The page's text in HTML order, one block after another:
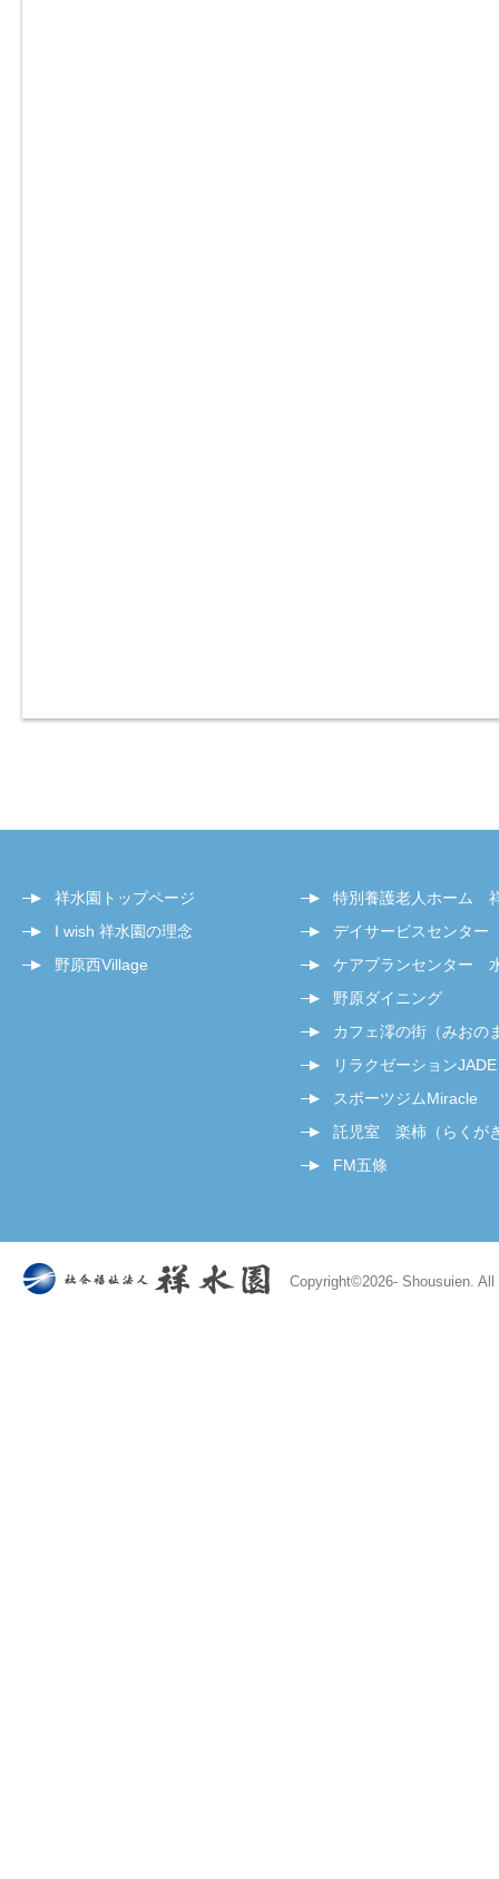
祥水園トップページ
I wish 祥水園の理念
野原西Village
特別養護老人ホーム
デイサービスセンタ
ケアプランセンター
野原ダイニング
カフェ澪の街（みおの
リラクゼーションJADE
スポーツジムMiracle
託児室 楽柿（らくが
FM五條
Copyright©2026- Shousuien.